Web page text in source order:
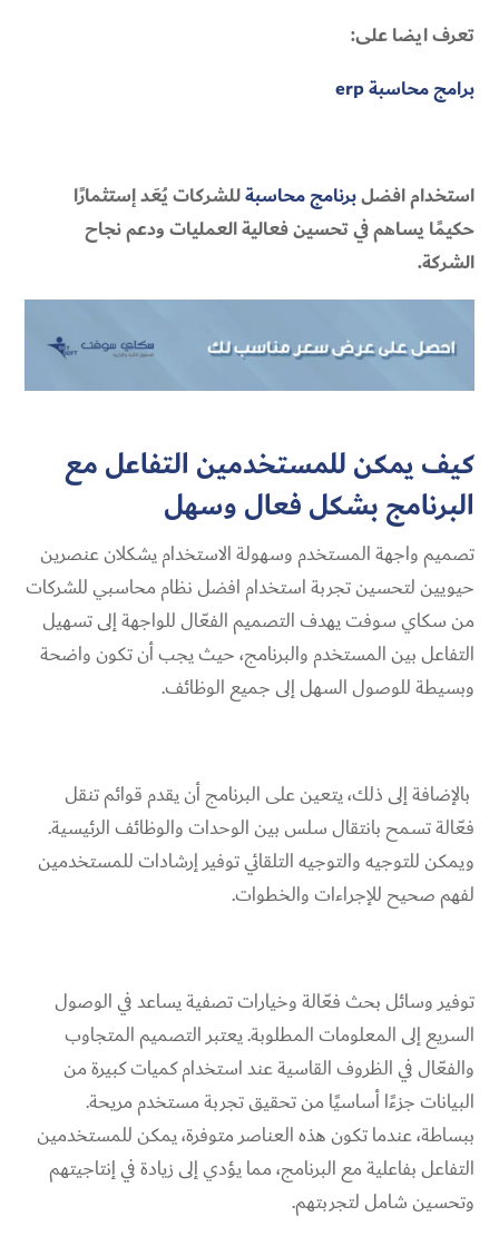
تعرف ايضا على:
برامج محاسبة erp
استخدام افضلبرنامج محاسبةللشركات يُعَد إستثمارًا
حكيمًا يساهم في تحسين فعالية العمليات ودعم نجاح
الشركة.
كيف يمكن للمستخدمين التفاعل مع
البرنامج بشكل فعال وسهل
تصميم واجهة المستخدم وسهولة الاستخدام يشكلان عنصرين
حيويين لتحسين تجربة استخدام افضل نظام محاسبي للشركات
من سكاي سوفت يهدف التصميم الفعّال للواجهة إلى تسهيل
التفاعل بين المستخدم والبرنامج، حيث يجب أن تكون واضحة
وبسيطة للوصول السهل إلى جميع الوظائف.
بالإضافة إلى ذلك، يتعين على البرنامج أن يقدم قوائم تنقل
فعّالة تسمح بانتقال سلس بين الوحدات والوظائف الرئيسية.
ويمكن للتوجيه والتوجيه التلقائي توفير إرشادات للمستخدمين
لفهم صحيح للإجراءات والخطوات.
توفير وسائل بحث فعّالة وخيارات تصفية يساعد في الوصول
السريع إلى المعلومات المطلوبة. يعتبر التصميم المتجاوب
والفعّال في الظروف القاسية عند استخدام كميات كبيرة من
البيانات جزءًا أساسيًا من تحقيق تجربة مستخدم مريحة.
ببساطة، عندما تكون هذه العناصر متوفرة، يمكن للمستخدمين
التفاعل بفاعلية مع البرنامج، مما يؤدي إلى زيادة في إنتاجيتهم
وتحسين شامل لتجربتهم.